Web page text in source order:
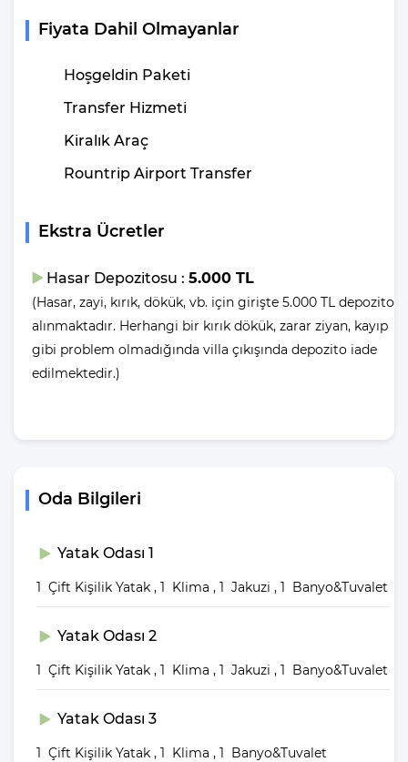
Kapasite : 12 Kişi
Yatak Sayısı: 8 Adet
Klima : 6 Adet
Şezlong: 9 Adet
Kimler için Uygun: Kalabalık Gruplar ve Kalabalık Aileler
Villa Ela Konum Özellikleri
Havalimanına Uzaklık: 120 Km (Dalaman Havalimanı)
Şehir Merkezine Uzaklık : 2 Km (Kalkan Şehir Merkezi)
Plaja Uzaklık: 2 Km
Toplu Taşıma: 1.2 Km
Otogara Uzaklık
Sağlık Merkezi Uzaklık: 2.5 Km
Villa Ela Havuz Ölçüleri
Nedir?
Genişilik: 4.50 M |
denize girmek için 2 Km mesafeniz olduğunu belirtelim.
Villalarımızda yer alan havuzlar her misafirimizin ardından özel
şekilde havuzlarımızı her misafir sonrası için hazır duruma
getirmekteyiz.
Fiyata Dahil Olmayanlar
Hoşgeldin Paketi
Transfer Hizmeti
Kiralık Araç
Rountrip Airport Transfer
Ekstra Ücretler
Hasar Depozitosu : 5.000 TL
(Hasar, zayi, kırık, dökük, vb. için girişte 5.000 TL depozito
alınmaktadır. Herhangi bir kırık dökük, zarar ziyan, kayıp
gibi problem olmadığında villa çıkışında depozito iade
edilmektedir.)
Oda Bilgileri
Yatak Odası 1
1 Çift Kişilik Yatak , 1 Klima , 1 Jakuzi , 1 Banyo&Tuvalet
Yatak Odası 2
1 Çift Kişilik Yatak , 1 Klima , 1 Jakuzi , 1 Banyo&Tuvalet
Yatak Odası 3
1 Çift Kişilik Yatak , 1 Klima , 1 Banyo&Tuvalet